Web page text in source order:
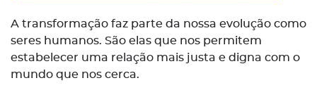
A transformação faz parte da nossa evolução como
seres humanos. São elas que nos permitem
estabelecer uma relação mais justa e digna com o
mundo que nos cerca.